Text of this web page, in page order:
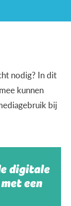
nodig? In dit
kunnen
bij
digitale
een